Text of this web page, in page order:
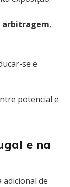
arbitragem,
se e
potencial e
e na
adicional de